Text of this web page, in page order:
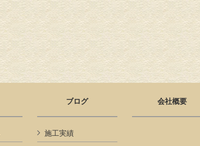
ブログ
施工実績
会社概要